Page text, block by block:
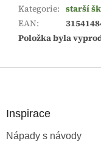
Kategorie: starší
EAN:
Položka byla
Inspirace
Nápady s návody